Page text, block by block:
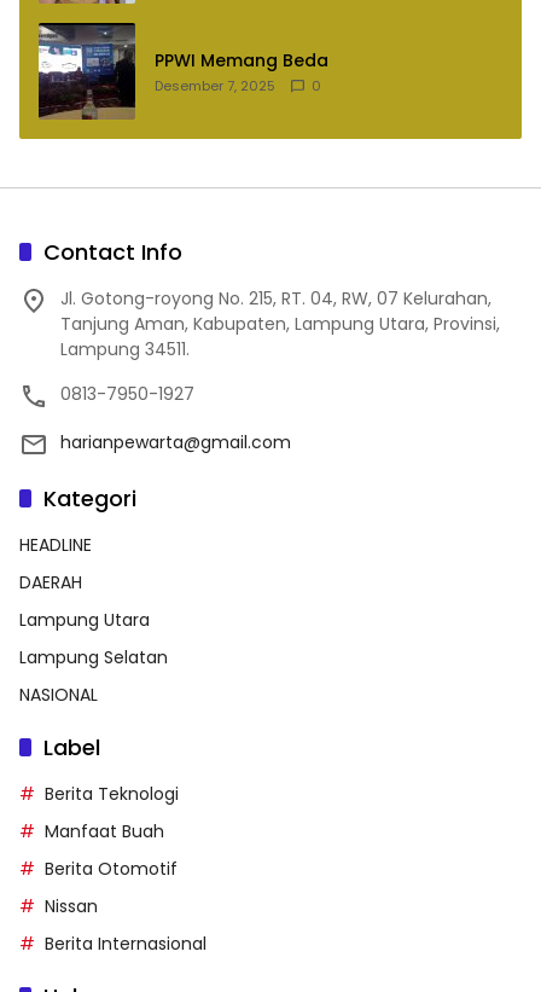
PPWI Memang Beda
Desember 7, 2025 0
Contact Info
Jl. Gotong-royong No. 215, RT. 04, RW, 07 Kelurahan,
Tanjung Aman, Kabupaten, Lampung Utara, Provinsi,
Lampung 34511.
0813-7950-1927
harianpewarta@gmail.com
Kategori
HEADLINE
DAERAH
Lampung Utara
Lampung Selatan
NASIONAL
Label
Berita Teknologi
Manfaat Buah
Berita Otomotif
Nissan
Berita Internasional